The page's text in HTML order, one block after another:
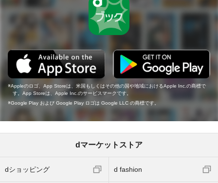
Appleのロゴ、App Storeは、米国もしくはその他の国や地域におけるApple Inc.の商標で
す。App Storeは、Apple Inc.のサービスマークです。
Google Play および Google Play ロゴは Google LLC の商標です。
dマーケットストア
dショッピング d fashion